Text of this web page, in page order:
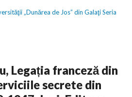
„Dunărea de Jos” din Galaţi Seria
Legația franceză din
secrete din